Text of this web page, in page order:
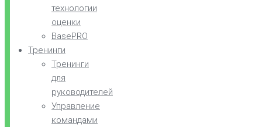
технологии
оценки
BasePRO
Тренинги
Тренинги
для
руководителей
Управление
командами